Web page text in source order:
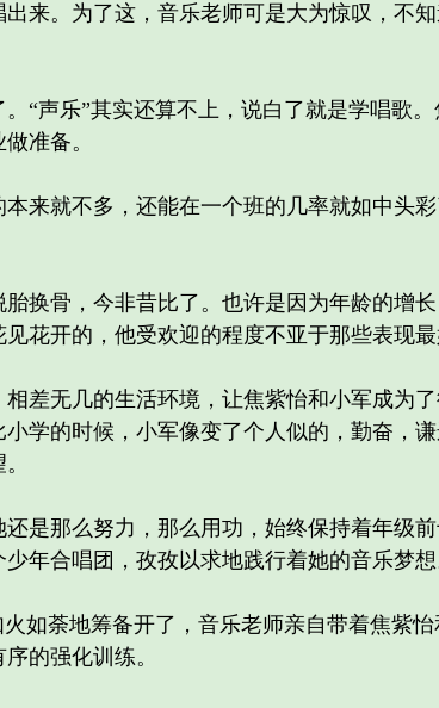
来。为了这，音乐老师可是大为惊叹，不
声乐”其实还算不上，说白了就是学唱歌。
准备。
就不多，还能在一个班的几率就如中头彩
骨，今非昔比了。也许是因为年龄的增
花开的，他受欢迎的程度不亚于那些表现最
无几的生活环境，让焦紫怡和小军成为了
学的时候，小军像变了个人似的，勤奋，
那么努力，那么用功，始终保持着年级前
年合唱团，孜孜以求地践行着她的音乐梦想
荼地筹备开了，音乐老师亲自带着焦紫怡
的强化训练。